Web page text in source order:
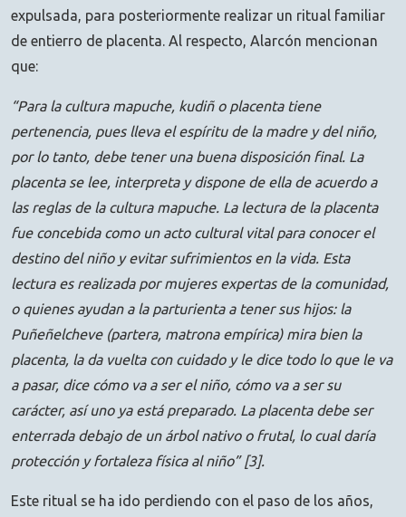
expulsada, para posteriormente realizar un ritual familiar
de entierro de placenta. Al respecto, Alarcón mencionan
que:
“Para la cultura mapuche, kudiñ o placenta tiene
pertenencia, pues lleva el espíritu de la madre y del niño,
por lo tanto, debe tener una buena disposición final. La
placenta se lee, interpreta y dispone de ella de acuerdo a
las reglas de la cultura mapuche. La lectura de la placenta
fue concebida como un acto cultural vital para conocer el
destino del niño y evitar sufrimientos en la vida. Esta
lectura es realizada por mujeres expertas de la comunidad,
o quienes ayudan a la parturienta a tener sus hijos: la
Puñeñelcheve (partera, matrona empírica) mira bien la
placenta, la da vuelta con cuidado y le dice todo lo que le va
a pasar, dice cómo va a ser el niño, cómo va a ser su
carácter, así uno ya está preparado. La placenta debe ser
enterrada debajo de un árbol nativo o frutal, lo cual daría
protección y fortaleza física al niño” [3].
Este ritual se ha ido perdiendo con el paso de los años,